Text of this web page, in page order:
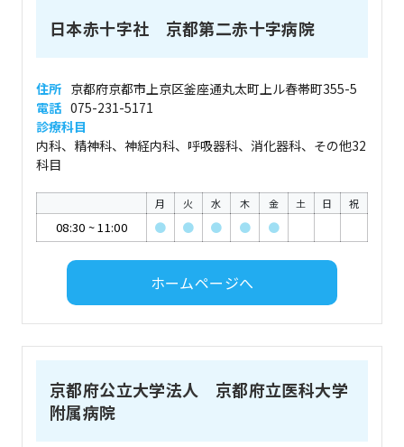
日本赤十字社 京都第二赤十字病院
住所 京都府京都市上京区釜座通丸太町上ル春帯町355-5
電話 075-231-5171
診療科目
内科、精神科、神経内科、呼吸器科、消化器科、その他32
科目
月 火 水 木 金 土 日 祝
08:30 ~11:00 ● ● ● ● ●
ホームページへ
京都府公立大学法人 京都府立医科大学
附属病院